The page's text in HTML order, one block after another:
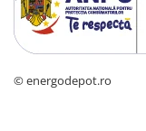
© energodepot.ro